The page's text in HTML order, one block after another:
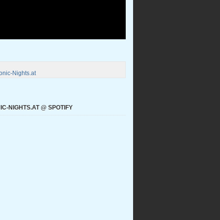
Nights.at
NIGHTS.AT @ SPOTIFY